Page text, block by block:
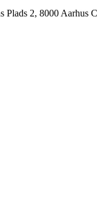
2, 8000 Aarhus